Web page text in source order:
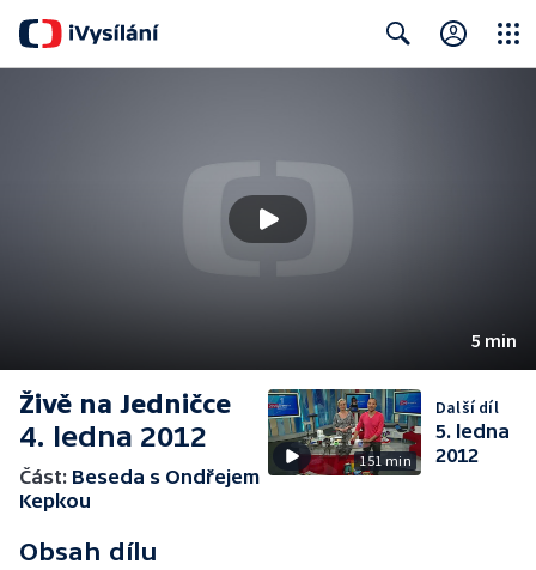
5 min
Živě na Jedničce
4. ledna 2012
Část: Beseda s Ondřejem
Kepkou
Obsah dílu
151 min
Další díl
5. ledna
2012